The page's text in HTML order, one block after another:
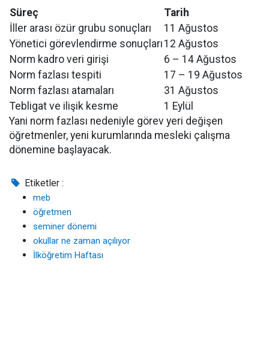
Süreç
Tarih
İller arası özür grubu sonuçları
11 Ağustos
Yönetici görevlendirme sonuçları 12 Ağustos
Norm kadro veri girişi
6 – 14 Ağustos
Norm fazlası tespiti
17 – 19 Ağustos
Norm fazlası atamaları
31 Ağustos
Tebligat ve ilişik kesme
1 Eylül
Yani norm fazlası nedeniyle görev yeri değişen
öğretmenler, yeni kurumlarında mesleki çalışma
dönemine başlayacak.
Etiketler :
meb
öğretmen
seminer dönemi
okullar ne zaman açılıyor
İlköğretim Haftası